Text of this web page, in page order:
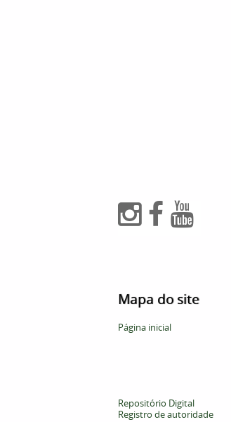
Mapa do site
Página inicial
Repositório Digital
Registro de autoridade